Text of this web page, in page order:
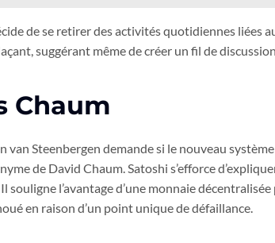
de se retirer des activités quotidiennes liées
suggérant même de créer un fil de
Chaum
van Steenbergen demande si le nouveau
de David Chaum. Satoshi s’efforce
souligne l’avantage d’une monnaie
en raison d’un point unique de défaillance.